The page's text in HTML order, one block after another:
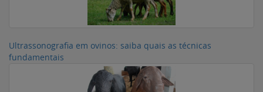
Ultrassonografia em ovinos: saiba quais as técnicas
fundamentais